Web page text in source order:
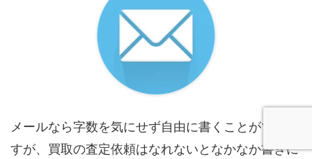
メールなら字数を気にせず自由に書くことができま
すが、買取の査定依頼はなれないとなかなか書きに